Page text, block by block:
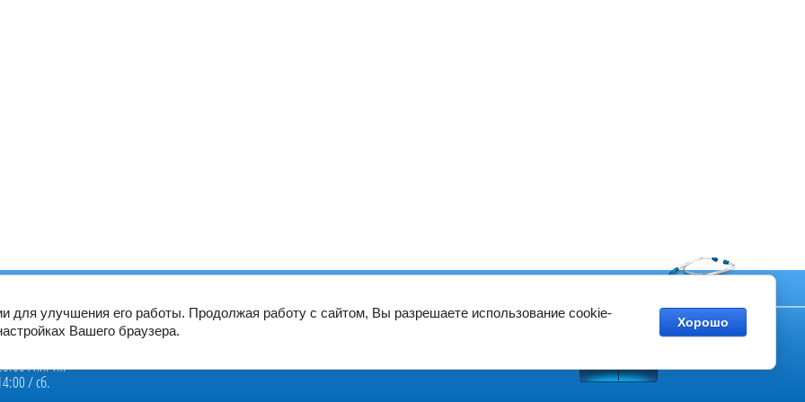
/пн.-пт.
/ сб.
в студии Мегагрупп
для улучшения его работы. Продолжая работу с сайтом, Вы разрешаете использование cookie-
Вашего браузера.
Хорошо